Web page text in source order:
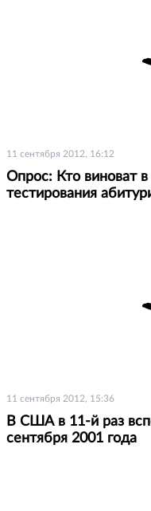
11 сентября 2012, 16:12
Опрос: Кто виноват
тестирования
11 сентября 2012, 15:36
В США в 11-й раз
сентября 2001 года